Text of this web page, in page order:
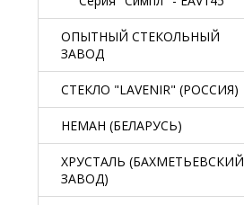
ОПЫТНЫЙ СТЕКОЛЬНЫЙ
ЗАВОД
СТЕКЛО "LAVENIR" (РОССИЯ)
НЕМАН (БЕЛАРУСЬ)
ХРУСТАЛЬ (БАХМЕТЬЕВСКИЙ
ЗАВОД)